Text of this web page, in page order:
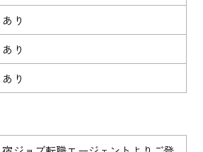
あり
あり
あり